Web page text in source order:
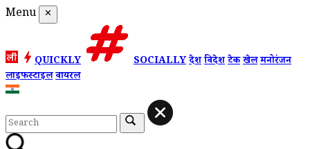
Menu ✕
QUICKLY SOCIALLYदेशविदेशटेकखेलमनोरंजन
लाइफस्टाइलवायरल